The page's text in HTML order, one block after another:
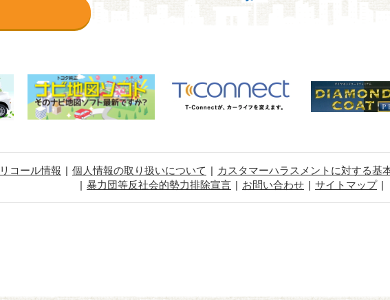
リコール情報 個人情報の取り扱いについて カスタマーハラスメントに対する基
暴力団等反社会的勢力排除宣言
お問い合わせ サイトマップ